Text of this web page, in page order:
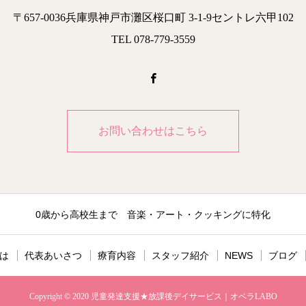
〒657-0036兵庫県神戸市灘区桜口町 3-1-9セントレ六甲102
TEL 078-779-3559
お問い合わせはこちら
0歳から高校生まで 音楽・アート・クッキングに特化
代表あいさつ 療育内容 スタッフ紹介 NEWS ブログ
Copyright © 2020 児童発達支援★放課後デイサービス｜オペラLABO